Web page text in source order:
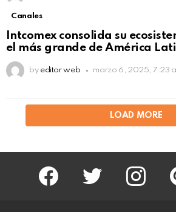
Canales
Intcomex consolida su
el más grande de América
by editor web marzo 6, 2025, 7:23
LOAD MORE
facebook twitter instagram